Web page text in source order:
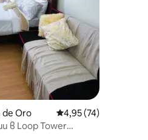
de Oro Средна оценка:
4,95 (74)
в Loop Tower